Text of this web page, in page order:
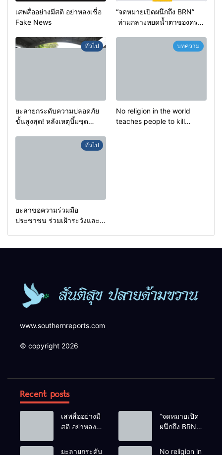
เสพสื่ออย่างมีสติ อย่าหลงเชื่อ
Fake News
“จดหมายเปิดผนึกถึง BRN”
ท่ามกลางหยดน้ำตาของครอบ
สะอื้นของทารกน้อยที่ต้อง
ทั่วไป
ยะลายกระดับความปลอดภัย
ขั้นสูงสุด! หลังเหตุบึ้มชุด
กรองเตือนเฝ้าระวังแกนนำสั่ง
บทความ
No religion in the world
teaches people to kill
ทั่วไป
ยะลาขอความร่วมมือ
ประชาชน ร่วมเฝ้าระวังและ
www.southernreports.com
© copyright 2026
Recent posts
เสพสื่ออย่างมี
สติ อย่าหลง
“จดหมายเปิด
ผนึกถึง BRN”
หยดน้ำตาของ
ยะลายกระดับ No religion in